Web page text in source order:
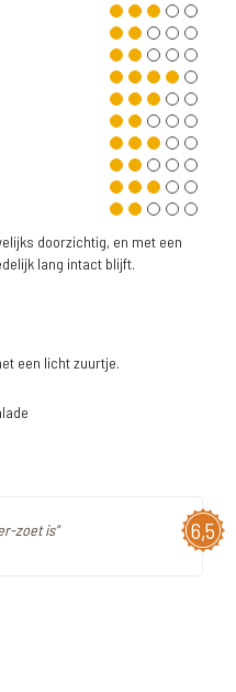
doorzichtig, en met een
lang intact blijft.
een licht zuurtje.
6,5
zoet is"